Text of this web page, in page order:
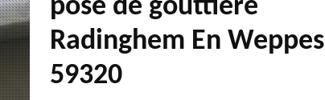
pose de gouttière
Radinghem En Weppes
59320